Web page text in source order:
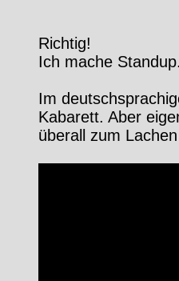
Richtig!
Ich mache Standup.
Im
Kabarett. Aber
überall zum